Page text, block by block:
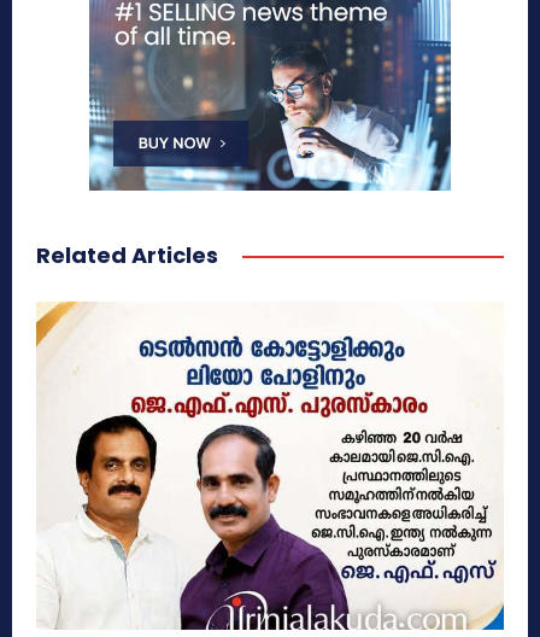
Related Articles